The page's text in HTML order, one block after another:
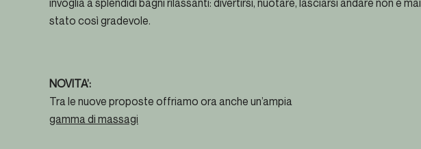
invoglia a splendidi bagni rilassanti: divertirsi, nuotare, lasciarsi andare non è mai
stato così gradevole.
NOVITA’:
Tra le nuove proposte offriamo ora anche un’ampia
gamma di massagi